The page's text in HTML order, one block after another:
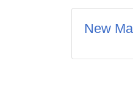
New